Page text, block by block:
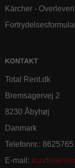
Kärcher -
KONTAKT
Total Rent.dk
Bremsagervej 2
8230 Åbyhøj
Danmark
Telefonnr.: 86257651
E-mail :